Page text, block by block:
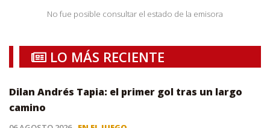
No fue posible consultar el estado de la emisora
LO MÁS RECIENTE
Dilan Andrés Tapia: el primer gol tras un largo
camino